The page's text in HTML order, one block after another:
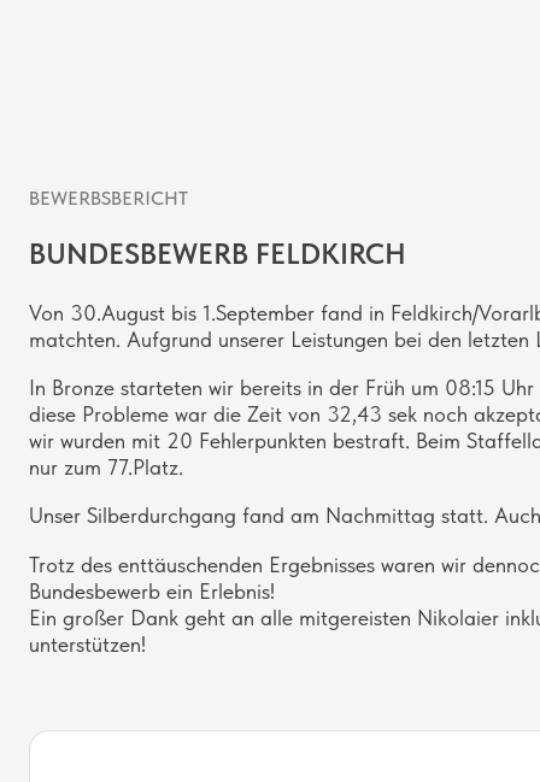
BEWERBSBERICHT
BUNDESBEWERB FELDKIRCH
Von 30.August bis 1.September fand in Feldkirch/
matchten. Aufgrund unserer Leistungen bei den
In Bronze starteten wir bereits in der Früh um 08:15
diese Probleme war die Zeit von 32,43 sek noch
wir wurden mit 20 Fehlerpunkten bestraft. Beim
nur zum 77.Platz.
Unser Silberdurchgang fand am Nachmittag statt.
Trotz des enttäuschenden Ergebnisses waren wir
Bundesbewerb ein Erlebnis!
Ein großer Dank geht an alle mitgereisten Nikolaier
unterstützen!